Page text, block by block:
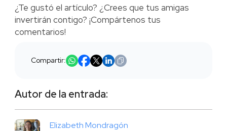
¿Te gustó el artículo? ¿Crees que tus amigas
invertirán contigo? ¡Compártenos tus
comentarios!
Compartir:
Autor de la entrada:
Elizabeth Mondragón